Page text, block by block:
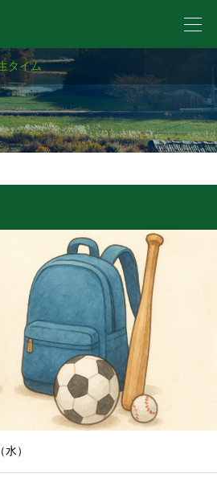
タイム
水）